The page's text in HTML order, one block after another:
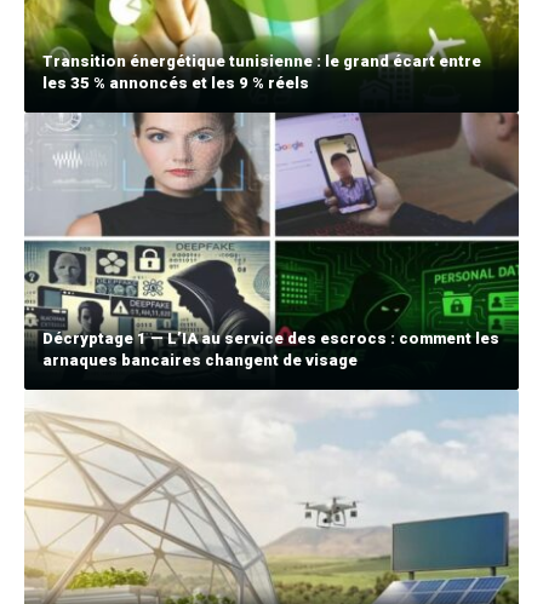
Transition énergétique tunisienne : le grand écart entre
les 35 % annoncés et les 9 % réels
Décryptage 1 — L’IA au service des escrocs : comment les
arnaques bancaires changent de visage